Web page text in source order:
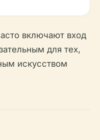
включают вход
для тех,
искусством